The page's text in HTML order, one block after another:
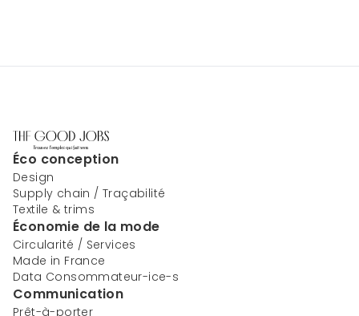
Éco conception
Design
Supply chain / Traçabilité
Textile & trims
Économie de la mode
Circularité / Services
Made in France
Data Consommateur-ice-s
Communication
Prêt-à-porter